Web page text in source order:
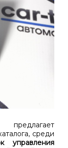
предлагает
среди
управления